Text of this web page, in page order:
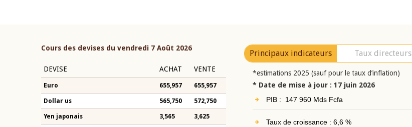
Cours des devises du vendredi 7 Août 2026
DEVISE ACHAT VENTE
Euro 655,957 655,957
Dollar us 565,750 572,750
Yen japonais 3,565 3,625
Principaux indicateurs Taux directeurs
*estimations 2025 (sauf pour le taux d’inflation)
* Date de mise à jour : 17 juin 2026
PIB : 147 960 Mds Fcfa
Taux de croissance : 6,6 %